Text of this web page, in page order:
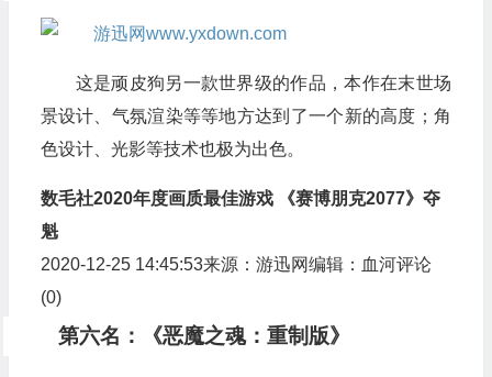
这是顽皮狗另一款世界级的作品，本作在末世场
景设计、气氛渲染等等地方达到了一个新的高度；角
色设计、光影等技术也极为出色。
数毛社2020年度画质最佳游戏 《赛博朋克2077》夺
魁
2020-12-25 14:45:53来源：游迅网编辑：血河评论
(0)
第六名：《恶魔之魂：重制版》